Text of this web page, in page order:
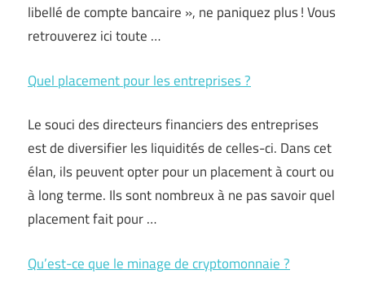
libellé de compte bancaire », ne paniquez plus ! Vous
retrouverez ici toute …
Quel placement pour les entreprises ?
Le souci des directeurs financiers des entreprises
est de diversifier les liquidités de celles-ci. Dans cet
élan, ils peuvent opter pour un placement à court ou
à long terme. Ils sont nombreux à ne pas savoir quel
placement fait pour …
Qu’est-ce que le minage de cryptomonnaie ?